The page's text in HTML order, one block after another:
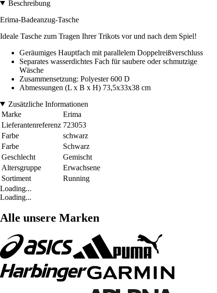
Beschreibung
Erima-Badeanzug-Tasche
Ideale Tasche zum Tragen Ihrer Trikots vor und nach dem Spiel!
Geräumiges Hauptfach mit parallelem Doppelreißverschluss
Separates wasserdichtes Fach für saubere oder schmutzige
Wäsche
Zusammensetzung: Polyester 600 D
Abmessungen (L x B x H) 73,5x33x38 cm
Zusätzliche Informationen
Marke
Erima
Lieferantenreferenz 723053
Farbe
schwarz
Farbe
Schwarz
Geschlecht
Gemischt
Altersgruppe
Erwachsene
Sortiment
Running
Loading...
Loading...
Alle unsere Marken